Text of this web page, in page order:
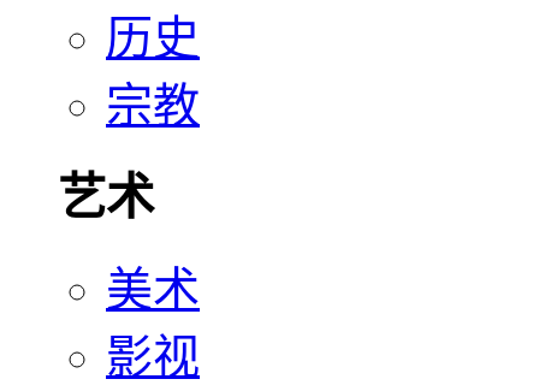
历史
宗教
艺术
美术
影视